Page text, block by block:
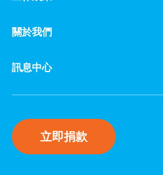
關於我們
訊息中心
立即捐款